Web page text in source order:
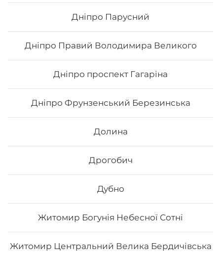
Дніпро Парусний
Дніпро Правий Володимира Великого
Дніпро проспект Гагаріна
Дніпро Фрунзенський Березинська
Долина
Дрогобич
Дубно
Житомир Богунія Небесної Сотні
Житомир Центральний Велика Бердичівська
гарбузом
Вага: 255 г Склад: Норі, Рис, Кунжут, Огірок, Манго,
Рол Фудзіяма